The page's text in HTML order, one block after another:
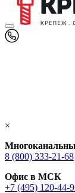
×
8 (800) 333‑21-68
Офис в МСК
+7 (495) 120-44-